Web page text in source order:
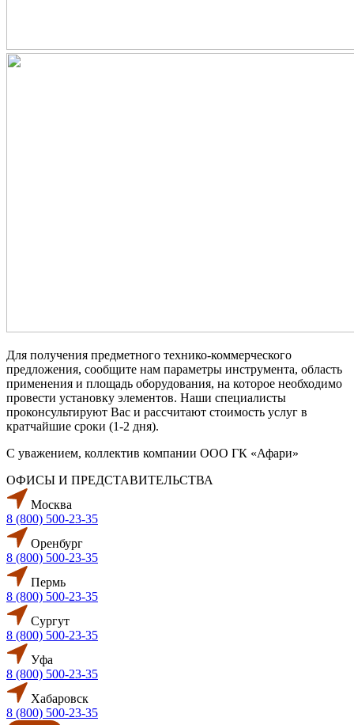
Для получения предметного технико-коммерческого
предложения, сообщите нам параметры инструмента, область
применения и площадь оборудования, на которое необходимо
провести установку элементов. Наши специалисты
проконсультируют Вас и рассчитают стоимость услуг в
кратчайшие сроки (1-2 дня).
С уважением, коллектив компании ООО ГК «Афари»
ОФИСЫ И ПРЕДСТАВИТЕЛЬСТВА
Москва
8 (800) 500-23-35
Оренбург
8 (800) 500-23-35
Пермь
8 (800) 500-23-35
Сургут
8 (800) 500-23-35
Уфа
8 (800) 500-23-35
Хабаровск
8 (800) 500-23-35